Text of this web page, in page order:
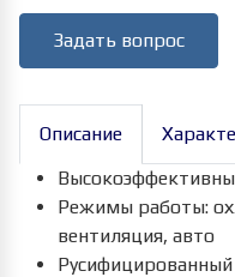
Задать вопрос
Описание
Режимы работы:
вентиляция, авто